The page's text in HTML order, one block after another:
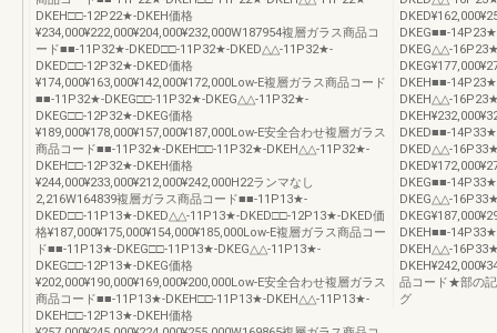
DKEH□□-12P22★-DKEH価格
¥234,000¥222,000¥204,000¥232,000W187954複層ガラス商品コ
ード■■-11P32★-DKED□□-11P32★-DKED△△-11P32★-
DKED□□-12P32★-DKED価格
¥174,000¥163,000¥142,000¥172,000Low-E複層ガラス商品コード
■■-11P32★-DKEG□□-11P32★-DKEG△△-11P32★-
DKEG□□-12P32★-DKEG価格
¥189,000¥178,000¥157,000¥187,000Low-E安全合わせ複層ガラス
商品コード■■-11P32★-DKEH□□-11P32★-DKEH△△-11P32★-
DKEH□□-12P32★-DKEH価格
¥244,000¥233,000¥212,000¥242,000H22ランマなし
2,216W164839複層ガラス商品コード■■-11P13★-
DKED□□-11P13★-DKED△△-11P13★-DKED□□-12P13★-DKED価
格¥187,000¥175,000¥154,000¥185,000Low-E複層ガラス商品コー
ド■■-11P13★-DKEG□□-11P13★-DKEG△△-11P13★-
DKEG□□-12P13★-DKEG価格
¥202,000¥190,000¥169,000¥200,000Low-E安全合わせ複層ガラス
商品コード■■-11P13★-DKEH□□-11P13★-DKEH△△-11P13★-
DKEH□□-12P13★-DKEH価格
DKEG■■-
DKEG△△-
DKEH■■-
DKEH△△-
DKED■■-
DKED△△-
DKEG■■-
DKEG△△-
DKEH■■-
DKEH△△-
品コード★部の
グ